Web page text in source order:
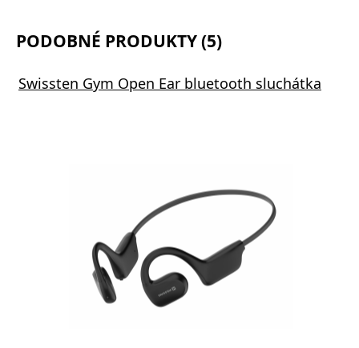
PODOBNÉ PRODUKTY (5)
Swissten Gym Open Ear bluetooth sluchátka